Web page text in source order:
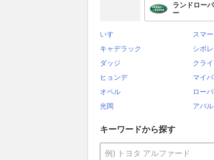
ランドローバ
ー
いすゞ スマー
キャデラック
シボ
ダッジ
クラ
ヒョンデ
マイ
オペル
ロー
光岡
アバル
キーワードから探す